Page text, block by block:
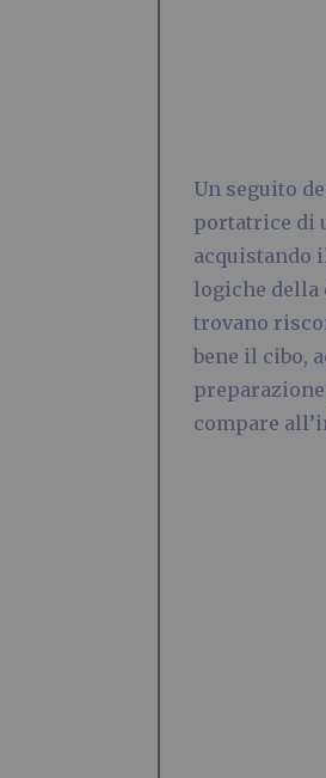
Un seguito
portatrice di
acquistando
logiche della
trovano
bene il cibo,
compare